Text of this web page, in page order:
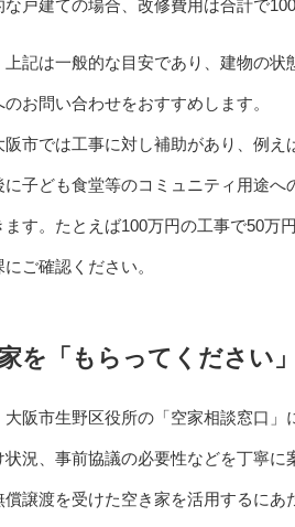
戸建ての場合、改修費用は合計で
上記は一般的な目安であり、建物の
お問い合わせをおすすめします。
阪市では工事に対し補助があり、例
に子ども食堂等のコミュニティ用途
ます。たとえば100万円の工事で50万
ご確認ください。
を「もらってください
大阪市生野区役所の「空家相談窓口
状況、事前協議の必要性などを丁寧に
償譲渡を受けた空き家を活用するに